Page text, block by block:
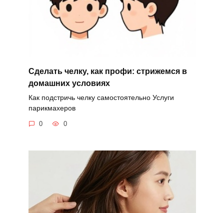
Сделать челку, как профи: стрижемся в
домашних условиях
Как подстричь челку самостоятельно Услуги
парикмахеров
0 0